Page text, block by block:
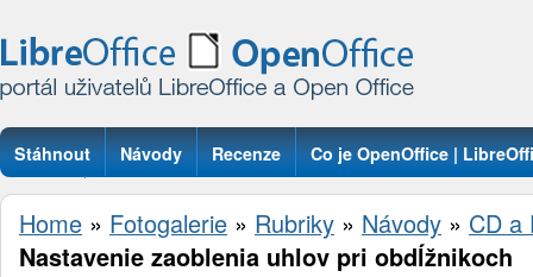
Stáhnout Návody Recenze Co je OpenOffice |
Otázky
Home » Fotogalerie » Rubriky » Návody » CD a
Nastavenie zaoblenia uhlov pri obdĺžnikoch